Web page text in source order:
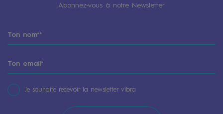
Abonnez-vous à notre Newsletter
Je souhaite recevoir la newsletter vibra